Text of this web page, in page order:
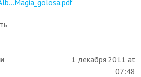
1 декабря 2011 at
07:48